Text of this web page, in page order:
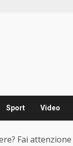
Sport Video
Fai